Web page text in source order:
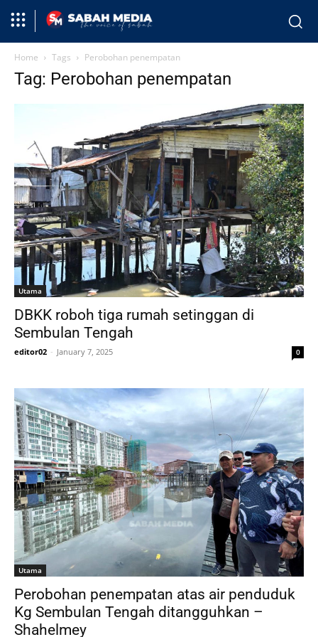
Home Tags Perobohan penempatan
Tag: Perobohan penempatan
Utama
DBKK roboh tiga rumah setinggan di
Sembulan Tengah
editor02 - January 7, 2025 0
Utama
Perobohan penempatan atas air penduduk
Kg Sembulan Tengah ditangguhkan –
Shahelmey